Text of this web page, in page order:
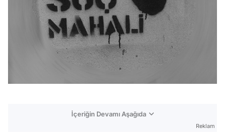
İçeriğin Devamı Aşağıda
Reklam